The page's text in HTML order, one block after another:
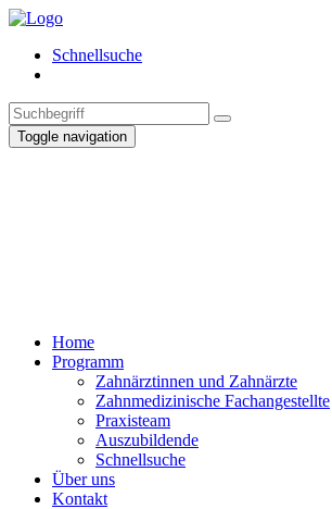
Schnellsuche
Toggle navigation
Home
Programm
Zahnärztinnen und Zahnärzte
Zahnmedizinische Fachangestellte
Praxisteam
Auszubildende
Schnellsuche
Über uns
Kontakt